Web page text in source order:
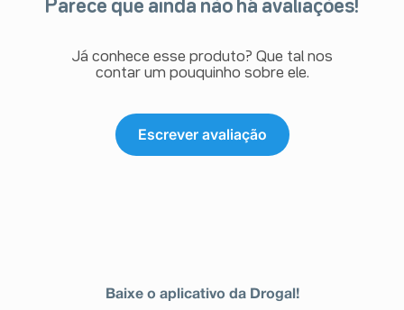
Parece que ainda não há avaliações!
Já conhece esse produto? Que tal nos
contar um pouquinho sobre ele.
Escrever avaliação
Baixe o aplicativo da Drogal!